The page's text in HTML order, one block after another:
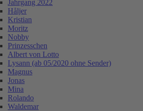
Jahrgang 2022
Håljer
Kristian
Moritz
Nobby
Prinzesschen
Albert von Lotto
Lysann (ab 05/2020 ohne Sender)
Magnus
Jonas
Mina
Rolando
Waldemar